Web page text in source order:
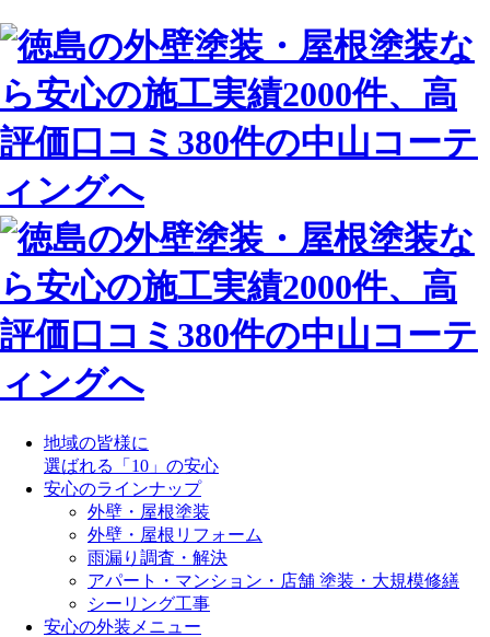
地域の皆様に
選ばれる「10」の安心
安心のラインナップ
外壁・屋根塗装
外壁・屋根リフォーム
雨漏り調査・解決
アパート・マンション・店舗 塗装・大規模修繕
シーリング工事
安心の外装メニュー